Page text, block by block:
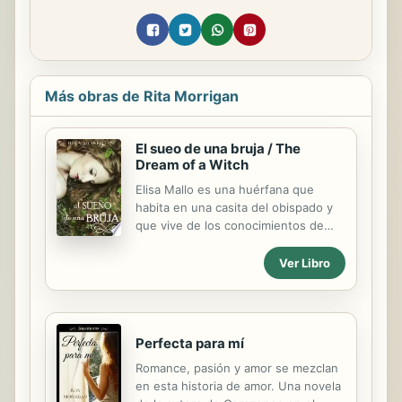
Más obras de Rita Morrigan
El sueo de una bruja / The
Dream of a Witch
Elisa Mallo es una huérfana que
habita en una casita del obispado y
que vive de los conocimientos de
curandera que su abuela le legó
antes de morir. Esto le reporta unos
ingresos estables para pagar la
alcanzar su mayor sueño: comprar la
va bien encauzado hasta que el
alcalde contrata a un reputado
médico, que hace a Elisa temer por
Ver Libro
Perfecta para mí
Romance, pasión y amor se mezclan
en esta historia de amor. Una novela